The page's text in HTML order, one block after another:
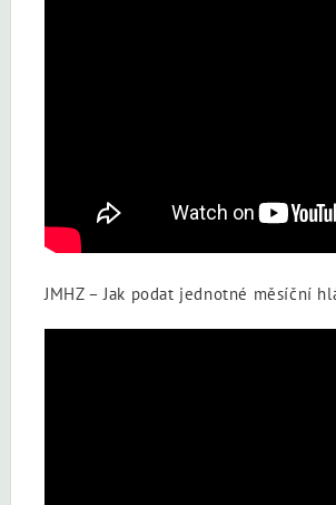
JMHZ – Jak podat jednotné měsíční